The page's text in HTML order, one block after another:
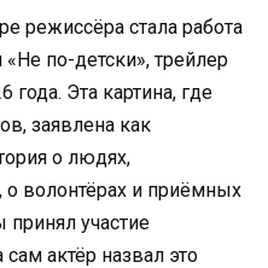
режиссёра стала работа
по-детски», трейлер
Эта картина, где
заявлена как
о людях,
о волонтёрах и приёмных
принял участие
актёр назвал это